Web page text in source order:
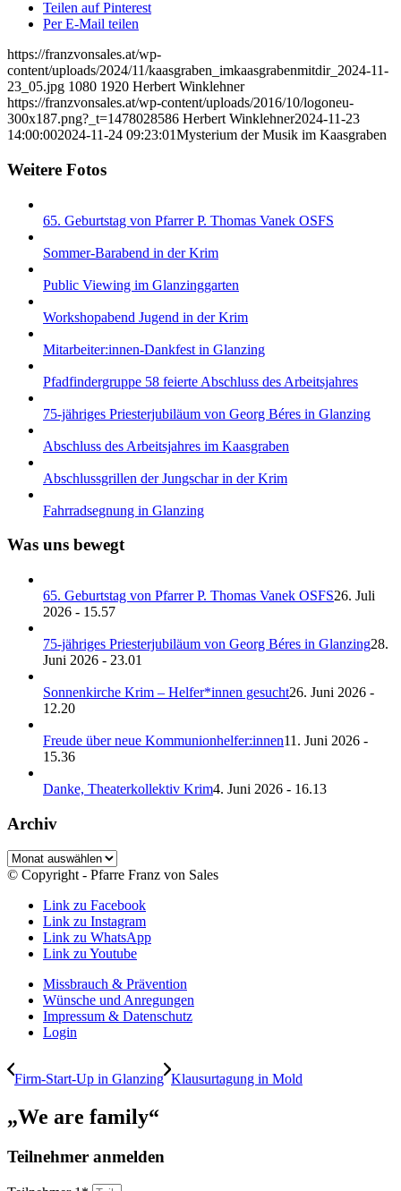
Teilen auf Pinterest
Per E-Mail teilen
https://franzvonsales.at/wp-
content/uploads/2024/11/kaasgraben_imkaasgrabenmitdir_2024-11-
23_05.jpg 1080 1920 Herbert Winklehner
https://franzvonsales.at/wp-content/uploads/2016/10/logoneu-
300x187.png?_t=1478028586 Herbert Winklehner2024-11-23
14:00:002024-11-24 09:23:01Mysterium der Musik im Kaasgraben
Weitere Fotos
65. Geburtstag von Pfarrer P. Thomas Vanek OSFS
Sommer-Barabend in der Krim
Public Viewing im Glanzinggarten
Workshopabend Jugend in der Krim
Mitarbeiter:innen-Dankfest in Glanzing
Pfadfindergruppe 58 feierte Abschluss des Arbeitsjahres
75-jähriges Priesterjubiläum von Georg Béres in Glanzing
Abschluss des Arbeitsjahres im Kaasgraben
Abschlussgrillen der Jungschar in der Krim
Fahrradsegnung in Glanzing
Was uns bewegt
65. Geburtstag von Pfarrer P. Thomas Vanek OSFS26. Juli
2026 - 15.57
75-jähriges Priesterjubiläum von Georg Béres in Glanzing28.
Juni 2026 - 23.01
Sonnenkirche Krim – Helfer*innen gesucht26. Juni 2026 -
12.20
Freude über neue Kommunionhelfer:innen11. Juni 2026 -
15.36
Danke, Theaterkollektiv Krim4. Juni 2026 - 16.13
Archiv
Archiv
© Copyright - Pfarre Franz von Sales
Link zu Facebook
Link zu Instagram
Link zu WhatsApp
Link zu Youtube
Missbrauch & Prävention
Wünsche und Anregungen
Impressum & Datenschutz
Login
Firm-Start-Up in Glanzing Klausurtagung in Mold
„We are family“
Teilnehmer anmelden